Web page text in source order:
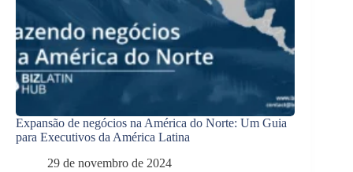
Expansão de negócios na América do Norte: Um Guia
para Executivos da América Latina
29 de novembro de 2024